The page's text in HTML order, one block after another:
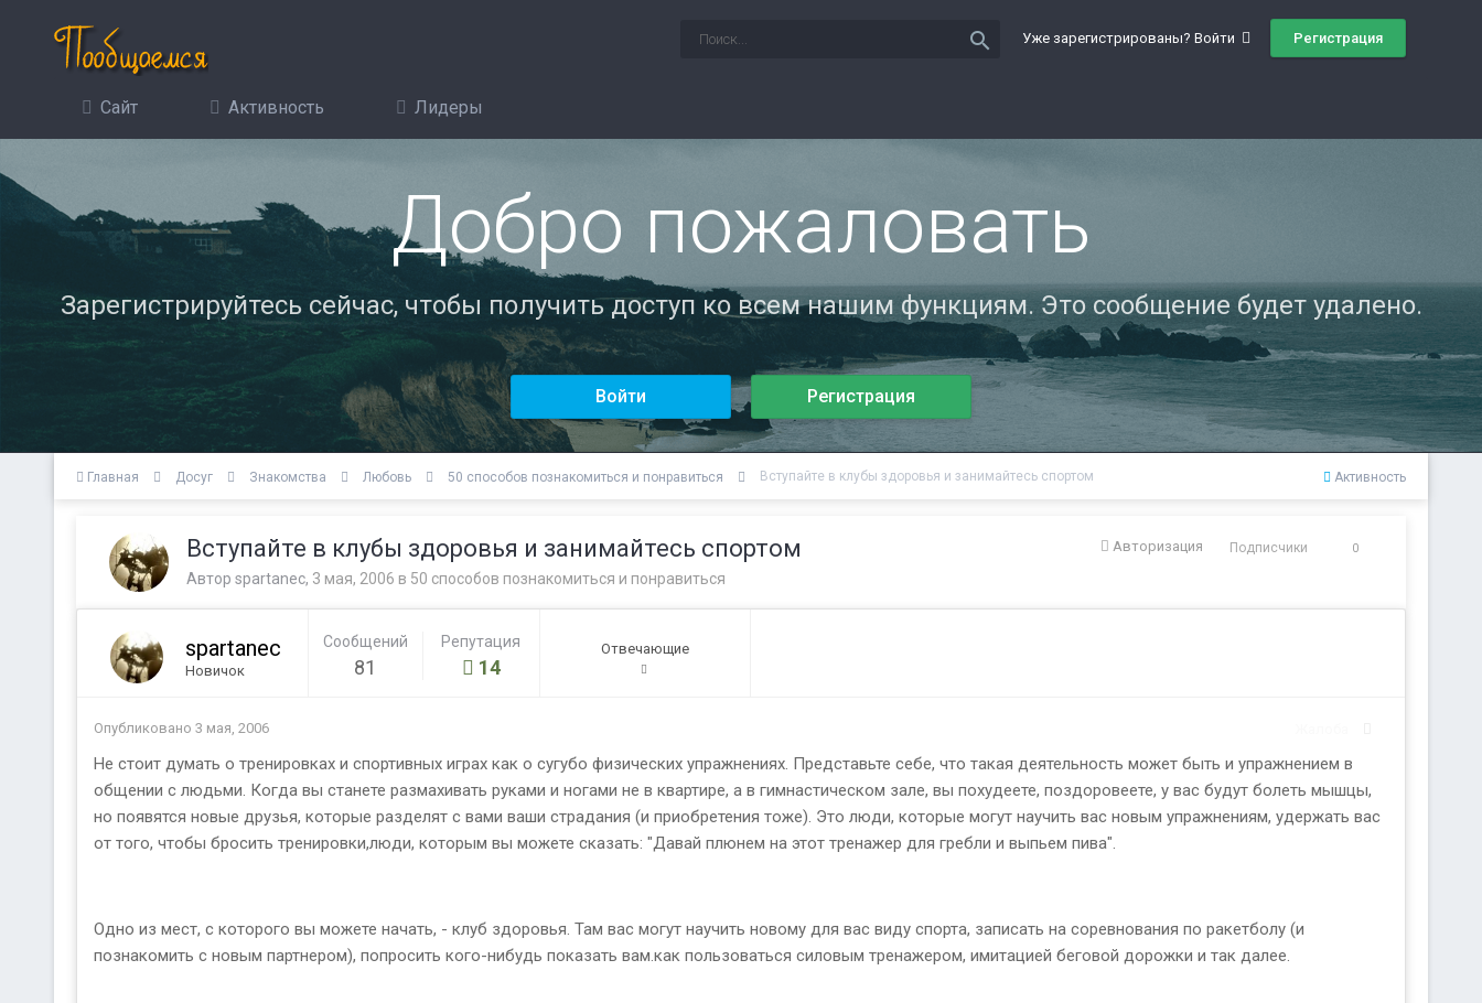
Уже зарегистрированы? Войти Регистрация
search
Сайт Активность Лидеры
Добро пожаловать
Зарегистрируйтесь сейчас, чтобы получить доступ ко всем нашим функциям. Это сообщение будет удалено.
Войти Регистрация
Активность
Главная Досуг Знакомства Любовь 50 способов познакомиться и понравиться Вступайте в клубы здоровья и занимайтесь спортом
Авторизация Подписчики 0
Вступайте в клубы здоровья и занимайтесь спортом
Автор spartanec, 3 мая, 2006 в 50 способов познакомиться и понравиться
spartanec
Новичок
Сообщений
81
Репутация
14
Отвечающие
Опубликовано 3 мая, 2006
Не стоит думать о тренировках и спортивных играх как о сугубо физических упражнениях. Представьте себе, что такая деятельность может быть и упражнением в
общении с людьми. Когда вы станете размахивать руками и ногами не в квартире, а в гимнастическом зале, вы похудеете, поздоровеете, у вас будут болеть мышцы,
но появятся новые друзья, которые разделят с вами ваши страдания (и приобретения тоже). Это люди, которые могут научить вас новым упражнениям, удержать вас
от того, чтобы бросить тренировки,люди, которым вы можете сказать: "Давай плюнем на этот тренажер для гребли и выпьем пива".
Одно из мест, с которого вы можете начать, - клуб здоровья. Там вас могут научить новому для вас виду спорта, записать на соревнования по ракетболу (и
познакомить с новым партнером), попросить кого-нибудь показать вам.как пользоваться силовым тренажером, имитацией беговой дорожки и так далее.